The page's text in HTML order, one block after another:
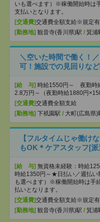
いも選べます）※稼働開始時は
支払いとなります。
[交通費]交通費全額支給※規定有
[勤務地] 観音寺(香川県)駅 / 箕浦
＼空いた時間で働く！
可！施設での見回りな
[給 与] 時給1550円～ 夜勤
2.8万円～（夜勤時給1880円
[交通費]交通費全額支給
[勤務地] 下祇園駅 / 大町(広島県)
【フルタイムじゃ働け
もOK＊ケアスタッフ[派
[給 与] 無資格未経験：時給
時給1350円～★日払い／週払い
も選べます）※稼働開始時は手
払いとなります。
[交通費]交通費全額支給※規定有
[勤務地] 観音寺(香川県)駅 / 箕浦